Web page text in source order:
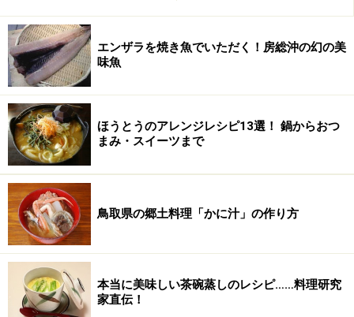
エンザラを焼き魚でいただく！房総沖の幻の美
味魚
ほうとうのアレンジレシピ13選！ 鍋からおつ
まみ・スイーツまで
鳥取県の郷土料理「かに汁」の作り方
本当に美味しい茶碗蒸しのレシピ……料理研究
家直伝！